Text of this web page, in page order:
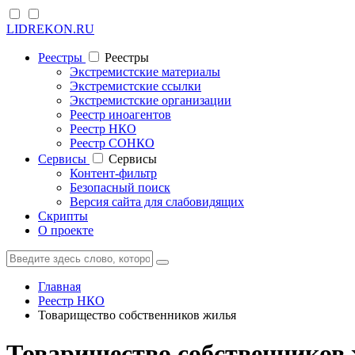
LIDREKON.RU
Реестры
Реестры
Экстремистские материалы
Экстремистские ссылки
Экстремистские организации
Реестр иноагентов
Реестр НКО
Реестр СОНКО
Cервисы
Cервисы
Контент-фильтр
Безопасный поиск
Версия сайта для слабовидящих
Скрипты
О проекте
Главная
Реестр НКО
Товарищество собственников жилья